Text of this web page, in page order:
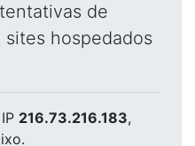
de
hospedados
216.73.216.183,